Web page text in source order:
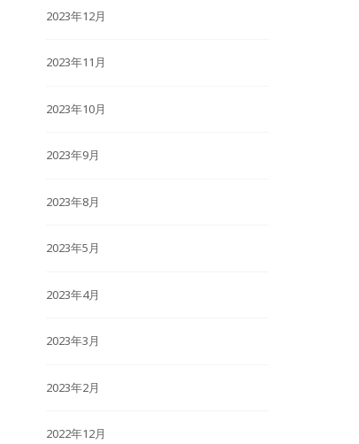
2023年12月
2023年11月
2023年10月
2023年9月
2023年8月
2023年5月
2023年4月
2023年3月
2023年2月
2022年12月